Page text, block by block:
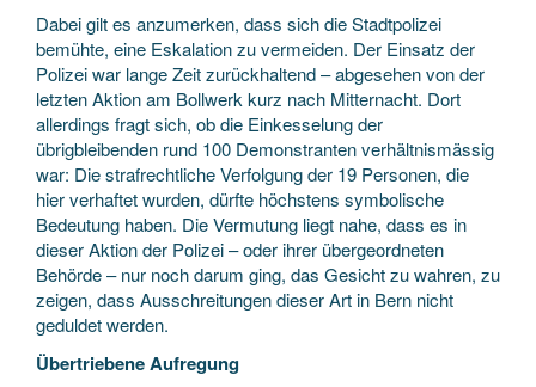
Dabei gilt es anzumerken, dass sich die Stadtpolizei
bemühte, eine Eskalation zu vermeiden. Der Einsatz der
Polizei war lange Zeit zurückhaltend – abgesehen von der
letzten Aktion am Bollwerk kurz nach Mitternacht. Dort
allerdings fragt sich, ob die Einkesselung der
übrigbleibenden rund 100 Demonstranten verhältnismässig
war: Die strafrechtliche Verfolgung der 19 Personen, die
hier verhaftet wurden, dürfte höchstens symbolische
Bedeutung haben. Die Vermutung liegt nahe, dass es in
dieser Aktion der Polizei – oder ihrer übergeordneten
Behörde – nur noch darum ging, das Gesicht zu wahren, zu
zeigen, dass Ausschreitungen dieser Art in Bern nicht
geduldet werden.
Übertriebene Aufregung